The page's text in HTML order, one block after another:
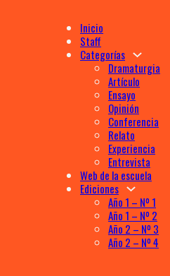
Inicio
Staff
Categorías
Dramaturgia
Artículo
Ensayo
Opinión
Conferencia
Relato
Experiencia
Entrevista
Web de la escuela
Ediciones
Año 1 – Nº 1
Año 1 – Nº 2
Año 2 – Nº 3
Año 2 – Nº 4